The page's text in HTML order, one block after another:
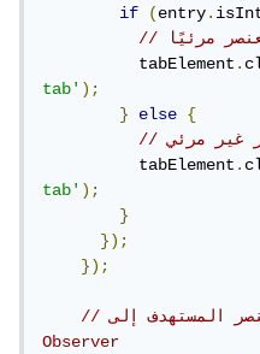
if
(entry.
مرئيًا
tabElement.
tab');
}
else
{
غير مرئي
tabElement.
tab');
}
});
});
// تمرير العنصر المستهدف إلى Intersection
Observer